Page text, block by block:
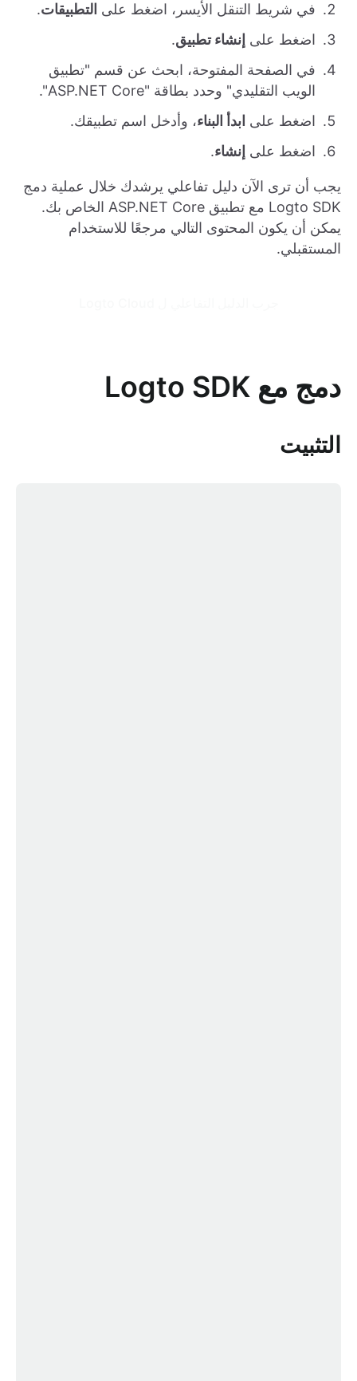
في شريط التنقل الأيسر، اضغط على التطبيقات.
اضغط على إنشاء تطبيق.
في الصفحة المفتوحة، ابحث عن قسم "تطبيق
الويب التقليدي" وحدد بطاقة "ASP.NET Core".
اضغط على ابدأ البناء، وأدخل اسم تطبيقك.
اضغط على إنشاء.
يجب أن ترى الآن دليل تفاعلي يرشدك خلال عملية دمج
Logto SDK مع تطبيق ASP.NET Core الخاص بك.
يمكن أن يكون المحتوى التالي مرجعًا للاستخدام
المستقبلي.
دمج مع Logto SDK
التثبيت